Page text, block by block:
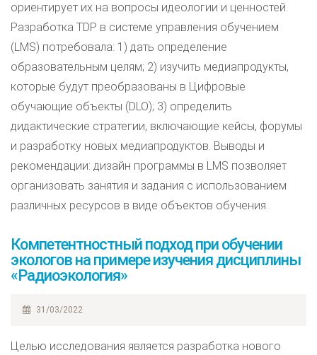
ориентирует их на вопросы идеологии и ценностей.
Разработка TDP в системе управления обучением
(LMS) потребовала: 1) дать определение
образовательным целям; 2) изучить медиапродукты,
которые будут преобразованы в Цифровые
обучающие объекты (DLO); 3) определить
дидактические стратегии, включающие кейсы, форумы
и разработку новых медиапродуктов. Выводы и
рекомендации: дизайн программы в LMS позволяет
организовать занятия и задания с использованием
различных ресурсов в виде объектов обучения.
Компетентностный подход при обучении
экологов на примере изучения дисциплины
«Радиоэкология»
31/03/2022
Целью исследования является разработка нового